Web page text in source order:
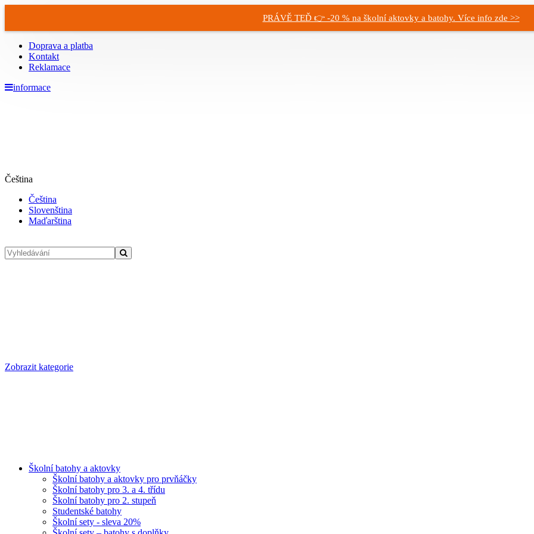
PRÁVĚ TEĎ 👉 -20 % na školní aktovky a batohy. Více info zde >>
Doprava a platba
Kontakt
Reklamace
informace
Čeština
Čeština
Slovenština
Maďarština
Zobrazit kategorie
Školní batohy a aktovky
Školní batohy a aktovky pro prvňáčky
Školní batohy pro 3. a 4. třídu
Školní batohy pro 2. stupeň
Studentské batohy
Školní sety - sleva 20%